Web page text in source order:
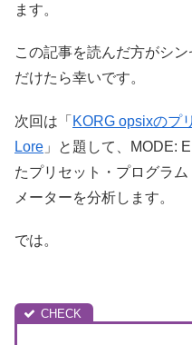
ます。
この記事を読んだ方がシ
だけたら幸いです。
次回は「 KORG opsixのプ
Lore 」と題して、MODE:
たプリセット・プログラ
メーターを分析します。
では。